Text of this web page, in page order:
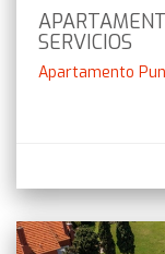
SERVICIOS
Apartamento